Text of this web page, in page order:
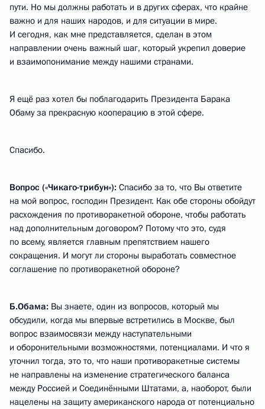
пути. Но мы должны работать и в других сферах, что крайне
важно и для наших народов, и для ситуации в мире.
И сегодня, как мне представляется, сделан в этом
направлении очень важный шаг, который укрепил доверие
и взаимопонимание между нашими странами.
Я ещё раз хотел бы поблагодарить Президента Барака
Обаму за прекрасную кооперацию в этой сфере.
Спасибо.
Вопрос («Чикаго-трибун»): Спасибо за то, что Вы ответите
на мой вопрос, господин Президент. Как обе стороны обойдут
расхождения по противоракетной обороне, чтобы работать
над дополнительным договором? Потому что это, судя
по всему, является главным препятствием нашего
сокращения. И могут ли стороны выработать совместное
соглашение по противоракетной обороне?
Б.Обама: Вы знаете, один из вопросов, который мы
обсудили, когда мы впервые встретились в Москве, был
вопрос взаимосвязи между наступательными
и оборонительными возможностями, потенциалами. И что я
уточнил тогда, это то, что наши противоракетные системы
не направлены на изменение стратегического баланса
между Россией и Соединёнными Штатами, а, наоборот, были
нацелены на защиту американского народа от потенциально